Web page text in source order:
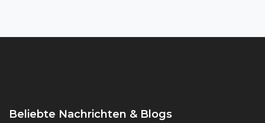
Beliebte Nachrichten & Blogs